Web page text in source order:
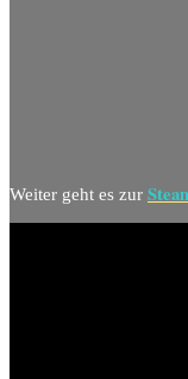
Weiter geht es zur